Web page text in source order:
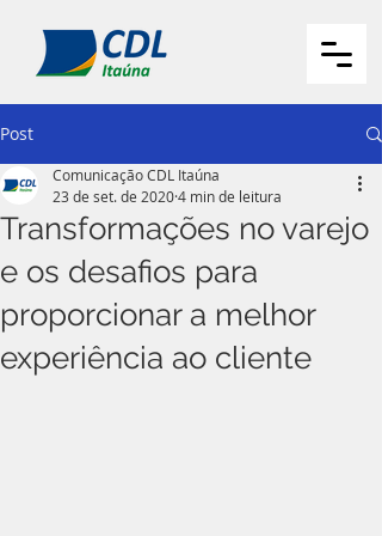
Post
Transformações no varejo
e os desafios para
proporcionar a melhor
experiência ao cliente
Comunicação CDL Itaúna
23 de set. de 20204 min de leitura